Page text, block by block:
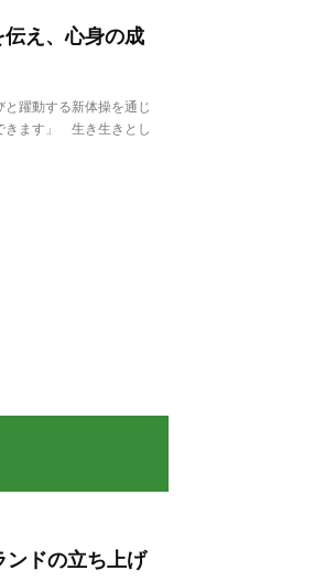
え、心身の成
躍動する新体操を通じ
きます」 生き生きとし
ンドの立ち上げ